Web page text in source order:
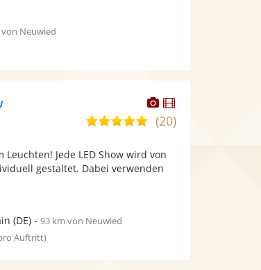
Neuwied
Dieser
Künstler
stellt
bereit.
Dieser
Künstler
5,0
5
Sternen
(20)
Jede LED Show wird von
gestaltet. Dabei verwenden
(DE)- 93 km von Neuwied
Auftritt)